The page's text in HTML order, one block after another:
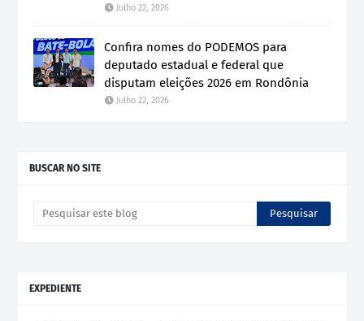
Julho 22, 2026
Confira nomes do PODEMOS para
deputado estadual e federal que
disputam eleições 2026 em Rondônia
Julho 22, 2026
BUSCAR NO SITE
EXPEDIENTE